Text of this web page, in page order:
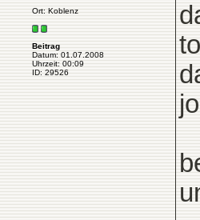
Ort: Koblenz
Beitrag
Datum: 01.07.2008
Uhrzeit: 00:09
ID: 29526